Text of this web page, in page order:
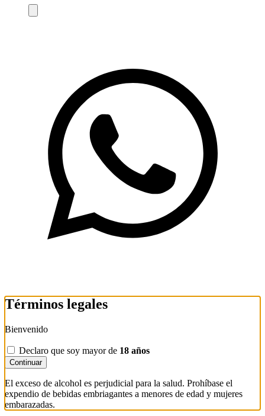
Términos legales
Bienvenido
Declaro que soy mayor de 18 años
Continuar
El exceso de alcohol es perjudicial para la salud. Prohíbase el
expendio de bebidas embriagantes a menores de edad y mujeres
embarazadas.